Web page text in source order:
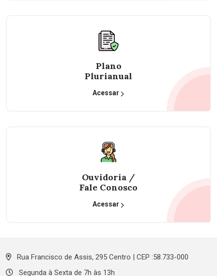
Plano
Plurianual
Acessar
Ouvidoria /
Fale Conosco
Acessar
Rua Francisco de Assis, 295 Centro | CEP :58.733-000
Segunda à Sexta de 7h às 13h